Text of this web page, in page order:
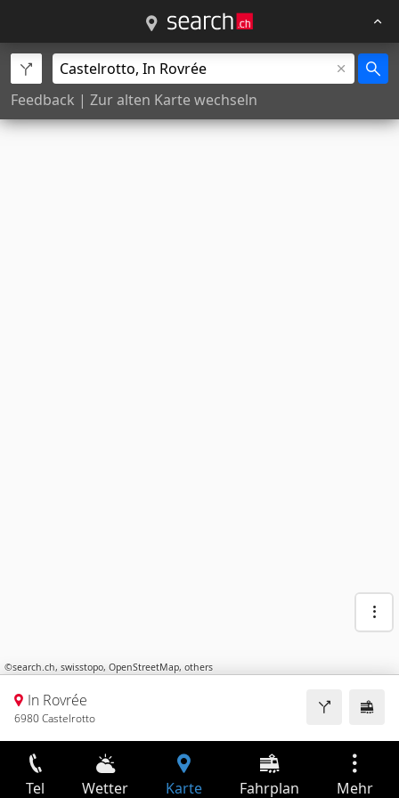
Feedback | Zur alten Karte wechseln
©search.ch, swisstopo, OpenStreetMap, others
In Rovrée
6980 Castelrotto
Tel Wetter Karte Fahrplan Mehr